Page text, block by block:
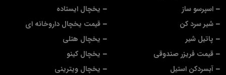
یخچال ایستاده
قیمت یخچال داروخانه ای
یخچال هتلی
یخچال کینو
یخچال ویترینی
اسپرسو ساز
شیر سرد کن
پاتیل شیر
قیمت فریزر صندوقی
آبسردکن استیل